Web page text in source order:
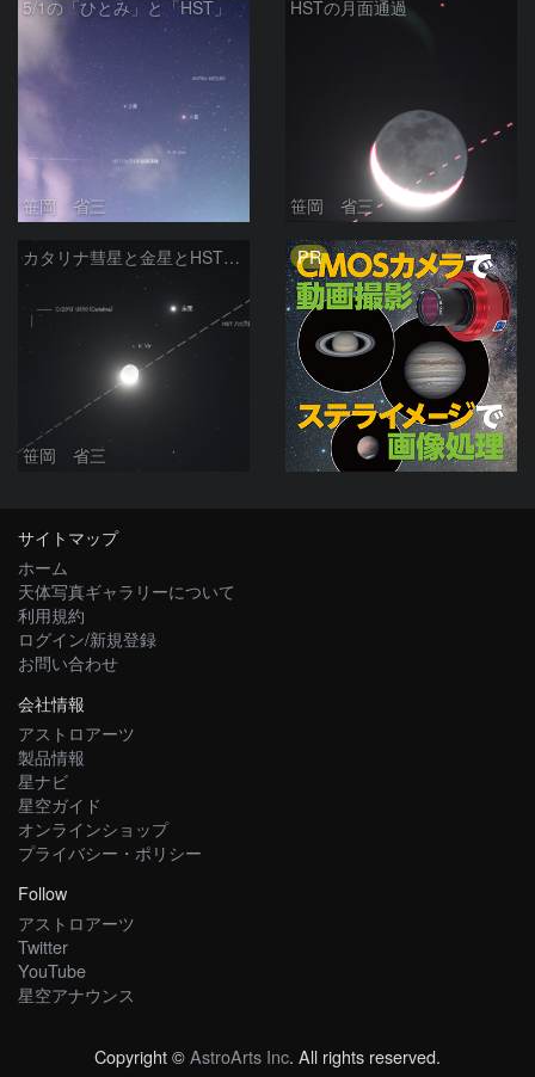
5/1の「ひとみ」と「HST」
笹岡 省三
HSTの月面通過
笹岡 省三
カタリナ彗星と金星とHSTの月面通過
笹岡 省三
PR
サイトマップ
ホーム
天体写真ギャラリーについて
利用規約
ログイン/新規登録
お問い合わせ
会社情報
アストロアーツ
製品情報
星ナビ
星空ガイド
オンラインショップ
プライバシー・ポリシー
Follow
アストロアーツ
Twitter
YouTube
星空アナウンス
Copyright ©AstroArts Inc. All rights reserved.